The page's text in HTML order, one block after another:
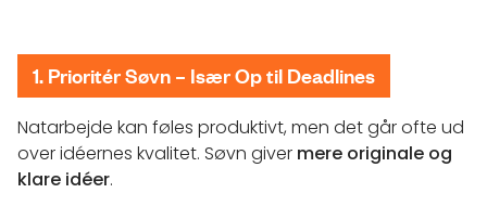
1. Prioritér Søvn – Især Op til Deadlines
Natarbejde kan føles produktivt, men det går ofte ud
over idéernes kvalitet. Søvn giver mere originale og
klare idéer.